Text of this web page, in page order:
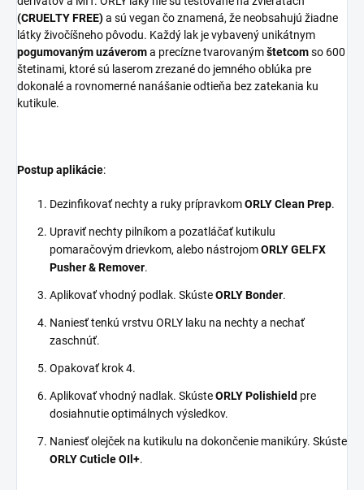
(CRUELTY FREE)a sú vegan čo znamená, že neobsahujú žiadne
látky živočíšneho pôvodu. Každý lak je vybavený unikátnym
pogumovaným uzáveroma precízne tvarovanýmštetcomso 600
štetinami, ktoré sú laserom zrezané do jemného oblúka pre
dokonalé a rovnomerné nanášanie odtieňa bez zatekania ku
kutikule.
Postup aplikácie:
Dezinfikovať nechty a ruky prípravkomORLY Clean Prep.
Upraviť nechty pilníkom a pozatláčať kutikulu
pomaračovým drievkom, alebo nástrojomORLY GELFX
Pusher & Remover.
Aplikovať vhodný podlak. SkústeORLY Bonder.
Naniesť tenkú vrstvu ORLY laku na nechty a nechať
zaschnúť.
Opakovať krok 4.
Aplikovať vhodný nadlak. SkústeORLY Polishield pre
dosiahnutie optimálnych výsledkov.
Naniesť olejček na kutikulu na dokončenie manikúry. Skúste
ORLY Cuticle OIl+.